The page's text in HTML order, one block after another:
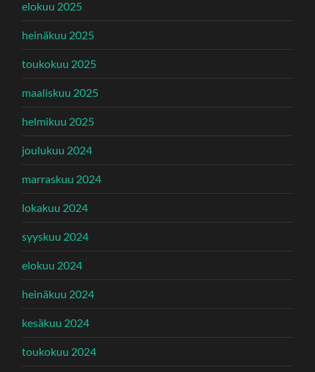
elokuu 2025
heinäkuu 2025
toukokuu 2025
maaliskuu 2025
helmikuu 2025
joulukuu 2024
marraskuu 2024
lokakuu 2024
syyskuu 2024
elokuu 2024
heinäkuu 2024
kesäkuu 2024
toukokuu 2024